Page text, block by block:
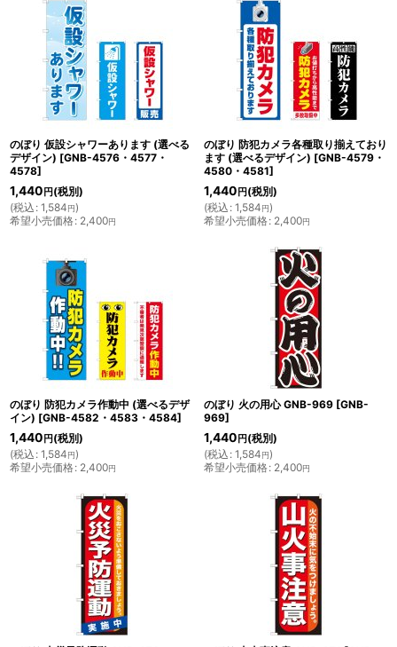
のぼり 仮設シャワーあります (選べる
デザイン) [GNB-4576・4577・
4578]
1,440 円 (税別)
(税込 : 1,584円)
希望小売価格: 2,400円
のぼり 防犯カメラ各種取り揃えており
ます (選べるデザイン) [GNB-4579・
4580・4581]
1,440 円 (税別)
(税込 : 1,584円)
希望小売価格: 2,400円
のぼり 防犯カメラ作動中 (選べるデザ
イン) [GNB-4582・4583・4584]
1,440 円 (税別)
(税込 : 1,584円)
希望小売価格: 2,400円
のぼり 火の用心 GNB-969 [GNB-
969]
1,440 円 (税別)
(税込 : 1,584円)
希望小売価格: 2,400円